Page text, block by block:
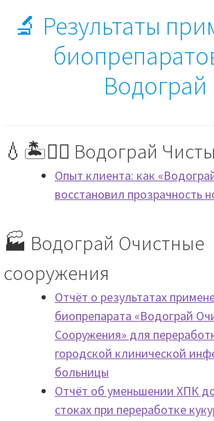
💬 Вопрос / ответ
🤝 Сотрудничество
📦 💳 Доставка и оплата
🔬 Результаты
Водограй
💧🏝️🏊‍♂️ Водограй
Опыт клиента: как
восстановил прозрачность
🏭 Водограй Очистные
сооружения
Отчёт о результатах
биопрепарата «Водограй
Сооружения» для
городской клинической
больницы
Отчёт об уменьшении ХПК
стоках при переработке